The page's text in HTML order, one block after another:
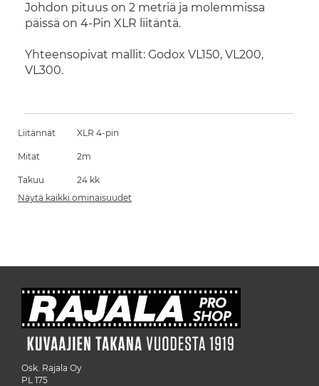
Johdon pituus on 2 metriä ja molemmissa
päissä on 4-Pin XLR liitäntä.
Yhteensopivat mallit: Godox VL150, VL200,
VL300.
Liitännät XLR 4-pin
Mitat 2m
Takuu
24 kk
Näytä kaikki ominaisuudet
Osk. Rajala Oy
PL 175